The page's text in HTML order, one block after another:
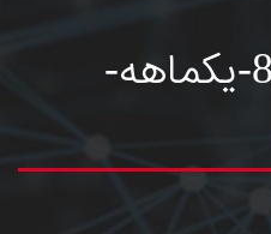
سرویس 8Mbps-یکماهه-